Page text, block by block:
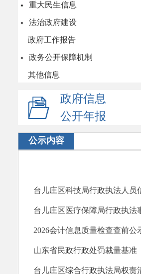
重大民生信息
法治政府建设
政府工作报告
政务公开保障机制
其他信息
政府信息
公开年报